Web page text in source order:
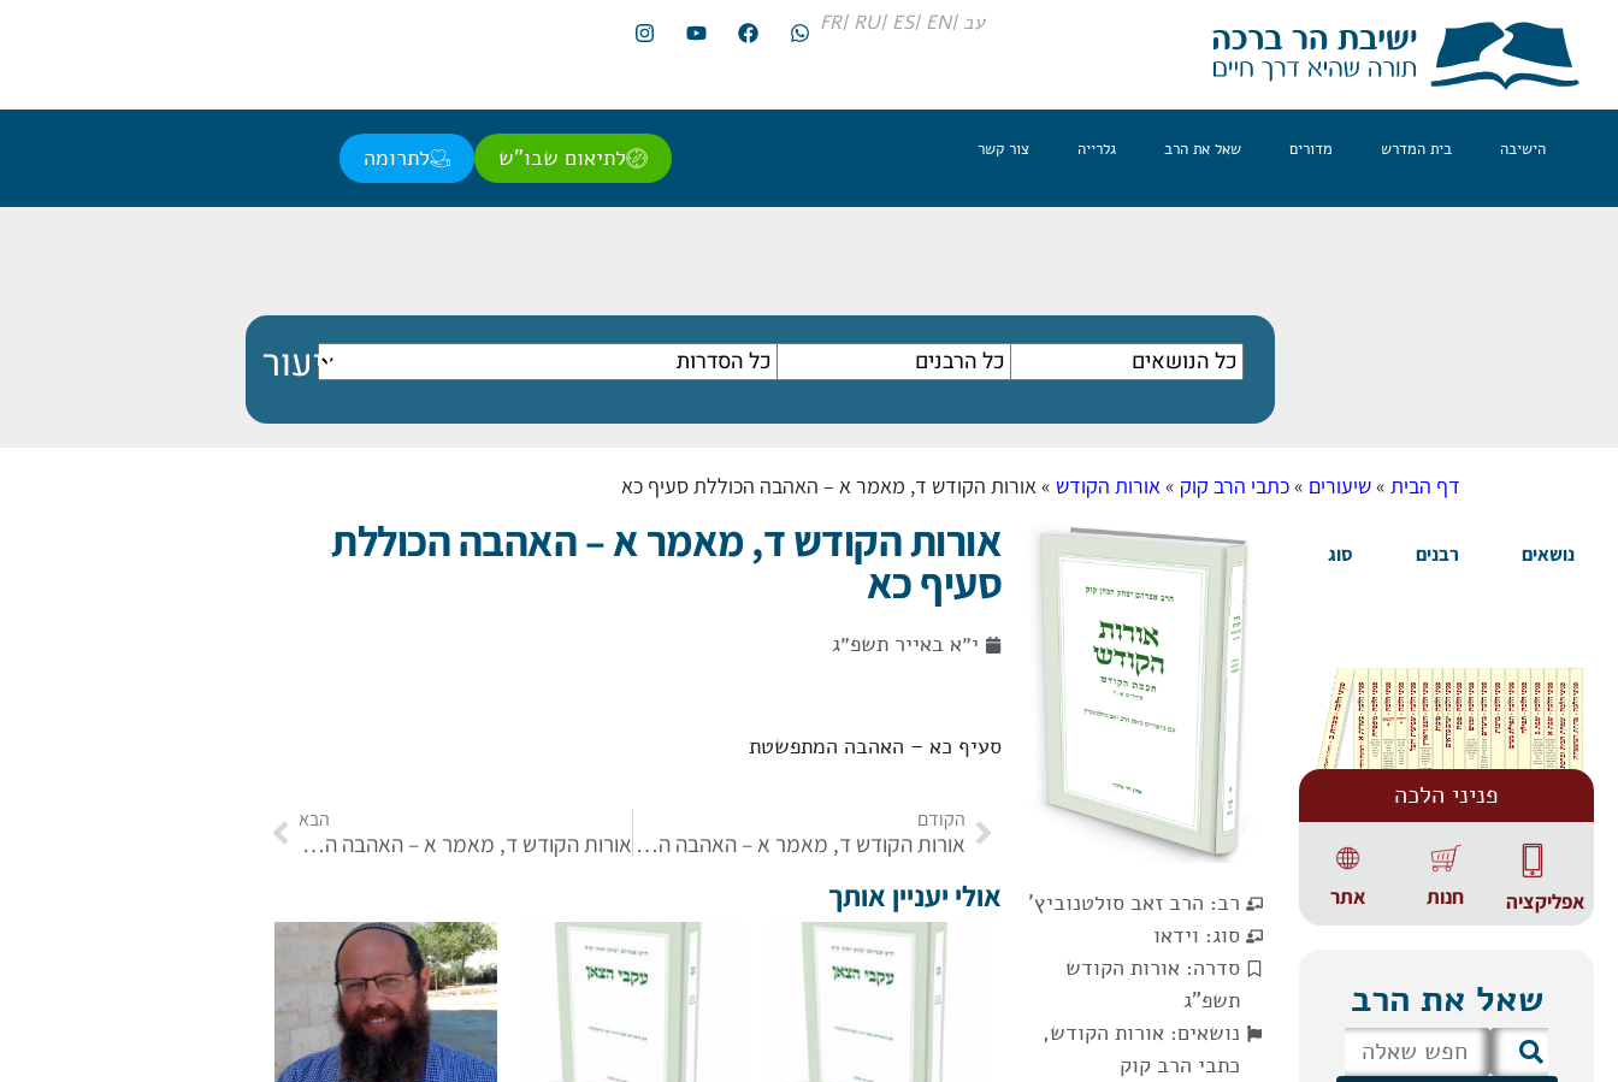
עב |EN |
ES |
RU |
FR
הישיבה בית המדרש מדורים שאל את הרב גלרייה צור קשר לתיאום שבו"ש לתרומה
דף הבית »שיעורים »כתבי הרב קוק »אורות הקודש »אורות הקודש ד, מאמר א – האהבה הכוללת סעיף כא
נושאים רבנים סוג
פניני הלכה
אתר חנות אפליקציה
שאל את הרב
רב: הרב זאב סולטנוביץ'
סוג: וידאו
סדרה: אורות הקודש
תשפ"ג
נושאים: אורות הקודש,
כתבי הרב קוק
אורות הקודש ד, מאמר א – האהבה הכוללת
סעיף כא
י״א באייר תשפ״ג
סעיף כא – האהבה המתפשטת
הקודם
אורות הקודש ד, מאמר א – האהבה הכוללת סעיף כ
הבא
אורות הקודש ד, מאמר א – האהבה הכוללת סעיף כב
אולי יעניין אותך